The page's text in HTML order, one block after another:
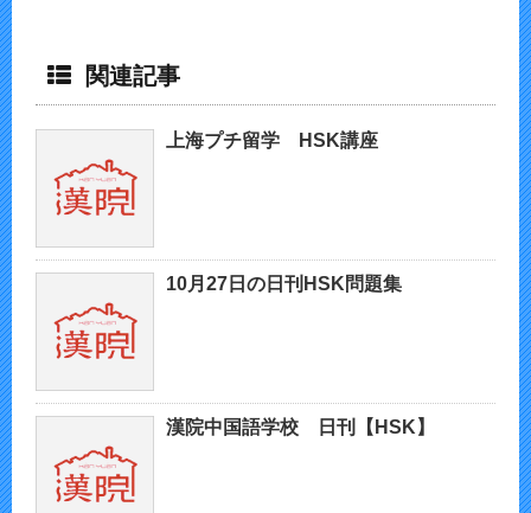
関連記事
上海プチ留学 HSK講座
10月27日の日刊HSK問題集
漢院中国語学校 日刊【HSK】